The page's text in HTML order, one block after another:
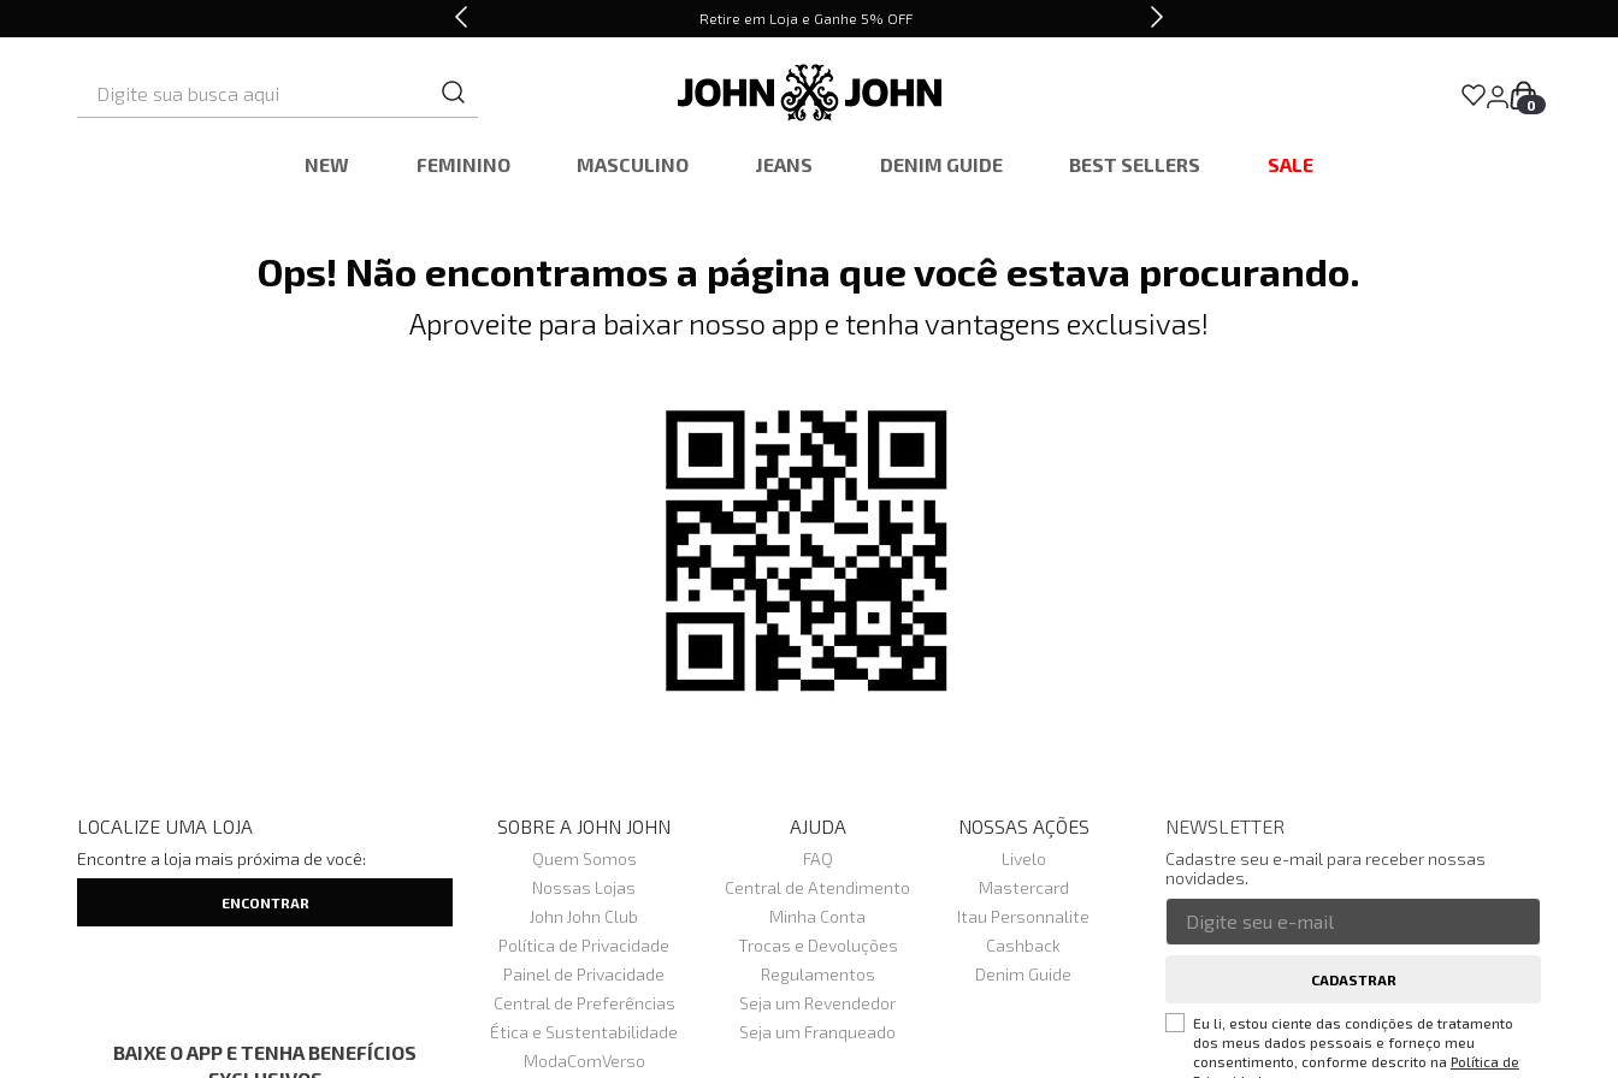
Retire em Loja e Ganhe 5% OFF
0
NEW FEMININO MASCULINO JEANS DENIM GUIDE BEST SELLERS SALE
Ops! Não encontramos a página que você estava procurando.
Aproveite para baixar nosso app e tenha vantagens exclusivas!
LOCALIZE UMA LOJA
Encontre a loja mais próxima de você:
BAIXE O APP E TENHA BENEFÍCIOS
SOBRE A JOHN JOHN
Quem Somos
Nossas Lojas
John John Club
Política de Privacidade
Painel de Privacidade
Central de Preferências
Ética e Sustentabilidade
ModaComVerso
AJUDA
FAQ
Central de Atendimento
Minha Conta
Trocas e Devoluções
Regulamentos
Seja um Revendedor
Seja um Franqueado
NOSSAS AÇÕES
Livelo
Mastercard
Itau Personnalite
Cashback
Denim Guide
NEWSLETTER
Cadastre seu e-mail para receber nossas
novidades.
CADASTRAR
Eu li, estou ciente das condições de tratamento
dos meus dados pessoais e forneço meu
consentimento, conforme descrito na Política de